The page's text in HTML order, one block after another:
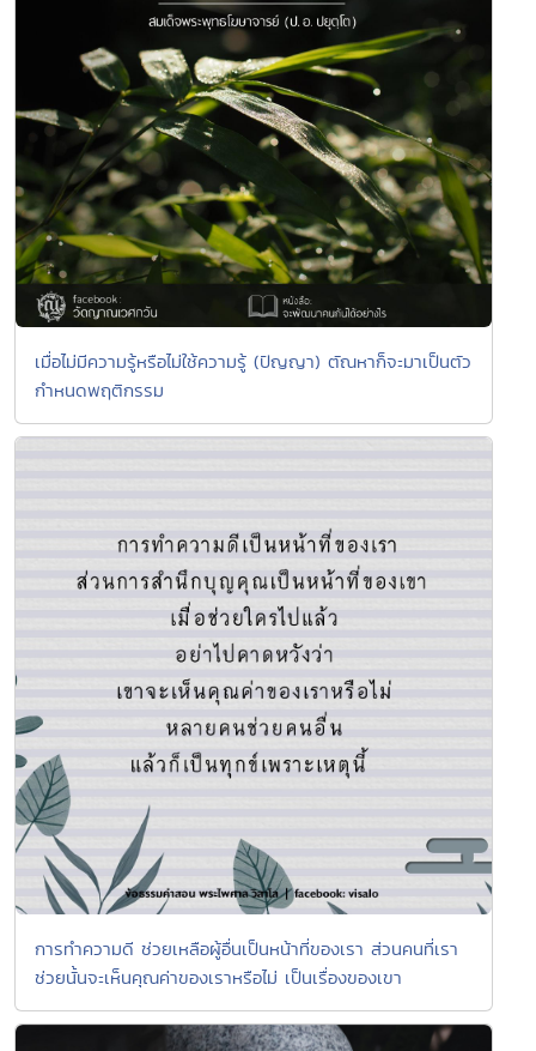
เมื่อไม่มีความรู้หรือไม่ใช้ความรู้ (ปัญญา) ตัณหาก็จะมาเป็นตัว
กำหนดพฤติกรรม
การทำความดี ช่วยเหลือผู้อื่นเป็นหน้าที่ของเรา ส่วนคนที่เรา
ช่วยนั้นจะเห็นคุณค่าของเราหรือไม่ เป็นเรื่องของเขา